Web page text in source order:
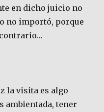
en dicho juicio no
no importó, porque
la visita es algo
ambientada, tener